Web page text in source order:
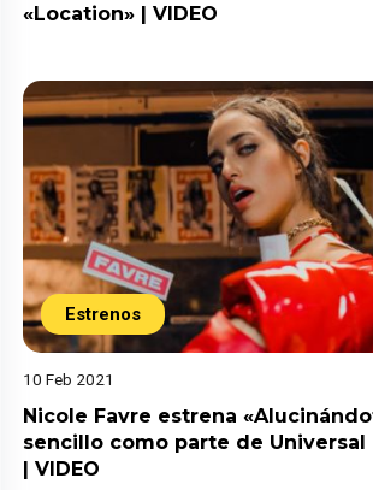
«Location» | VIDEO
Estrenos
10 Feb 2021
Nicole Favre estrena
sencillo como parte de Universal
| VIDEO